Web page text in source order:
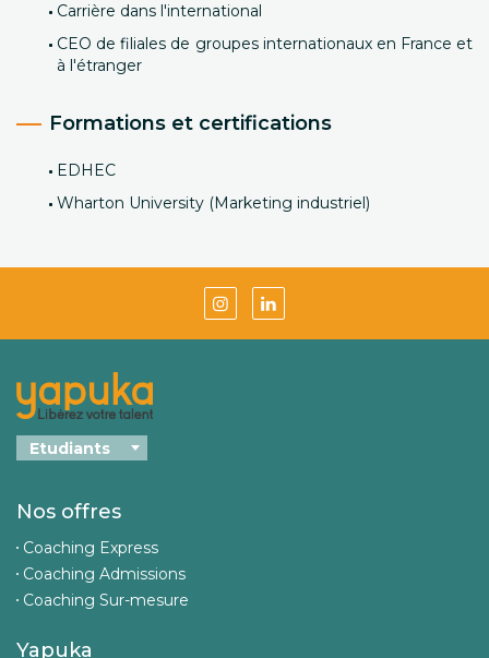
Carrière dans l'international
CEO de filiales de groupes internationaux en France et
à l'étranger
Formations et certifications
EDHEC
Wharton University (Marketing industriel)
Nos offres
Coaching Express
Coaching Admissions
Coaching Sur-mesure
Yapuka